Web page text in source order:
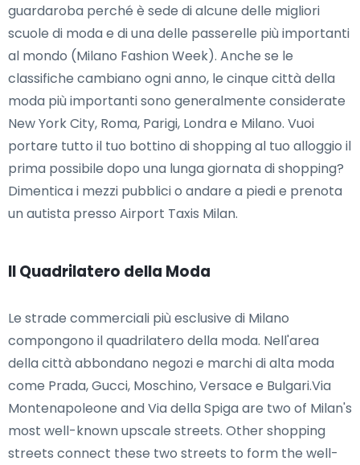
guardaroba perché è sede di alcune delle migliori
scuole di moda e di una delle passerelle più importanti
al mondo (Milano Fashion Week). Anche se le
classifiche cambiano ogni anno, le cinque città della
moda più importanti sono generalmente considerate
New York City, Roma, Parigi, Londra e Milano. Vuoi
portare tutto il tuo bottino di shopping al tuo alloggio il
prima possibile dopo una lunga giornata di shopping?
Dimentica i mezzi pubblici o andare a piedi e prenota
un autista presso Airport Taxis Milan.
Il Quadrilatero della Moda
Le strade commerciali più esclusive di Milano
compongono il quadrilatero della moda. Nell'area
della città abbondano negozi e marchi di alta moda
come Prada, Gucci, Moschino, Versace e Bulgari.Via
Montenapoleone and Via della Spiga are two of Milan's
most well-known upscale streets. Other shopping
streets connect these two streets to form the well-